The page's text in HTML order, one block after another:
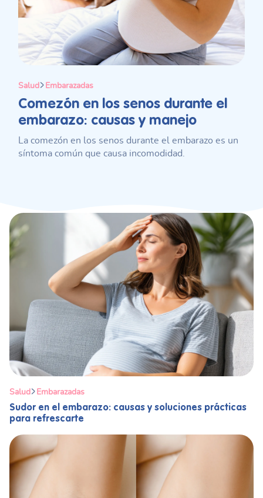
Salud Embarazadas
Comezón en los senos durante el
embarazo: causas y manejo
La comezón en los senos durante el embarazo es un
síntoma común que causa incomodidad.
Salud Embarazadas
Sudor en el embarazo: causas y soluciones prácticas
para refrescarte